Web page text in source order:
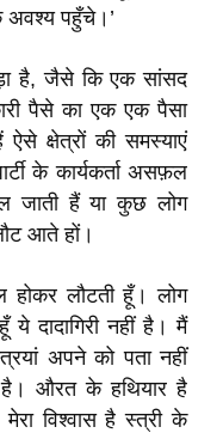
अवश्य पहुँचे।’
है, जैसे कि एक सांसद
पैसे का एक एक पैसा
क्षेत्रों की समस्याएं
के कार्यकर्ता असफ़ल
जाती हैं या कुछ लोग
आते हों।
लौटती हूँ। लोग
ये दादागिरी नहीं है। मैं
अपने को पता नहीं
है। औरत के हथियार है
विश्वास है स्त्री के